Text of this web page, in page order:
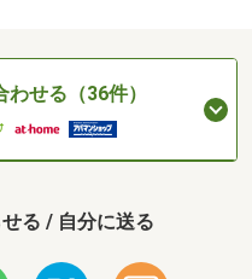
せる（36件）
る / 自分に送る